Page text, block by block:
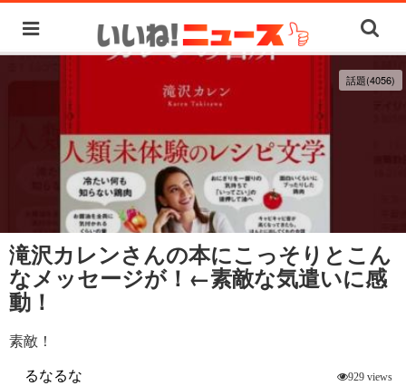
話題(4056)
滝沢カレンさんの本にこっそりとこん
なメッセージが！←素敵な気遣いに感
動！
素敵！
るなるな
929 views